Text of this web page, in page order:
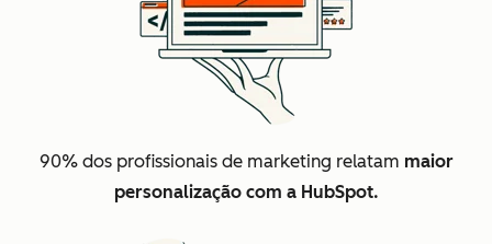
90% dos profissionais de marketing relatam maior
personalização com a HubSpot.